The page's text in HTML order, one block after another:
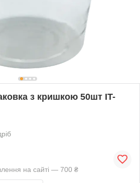
з кришкою 50шт IT-
на сайті — 700 ₴